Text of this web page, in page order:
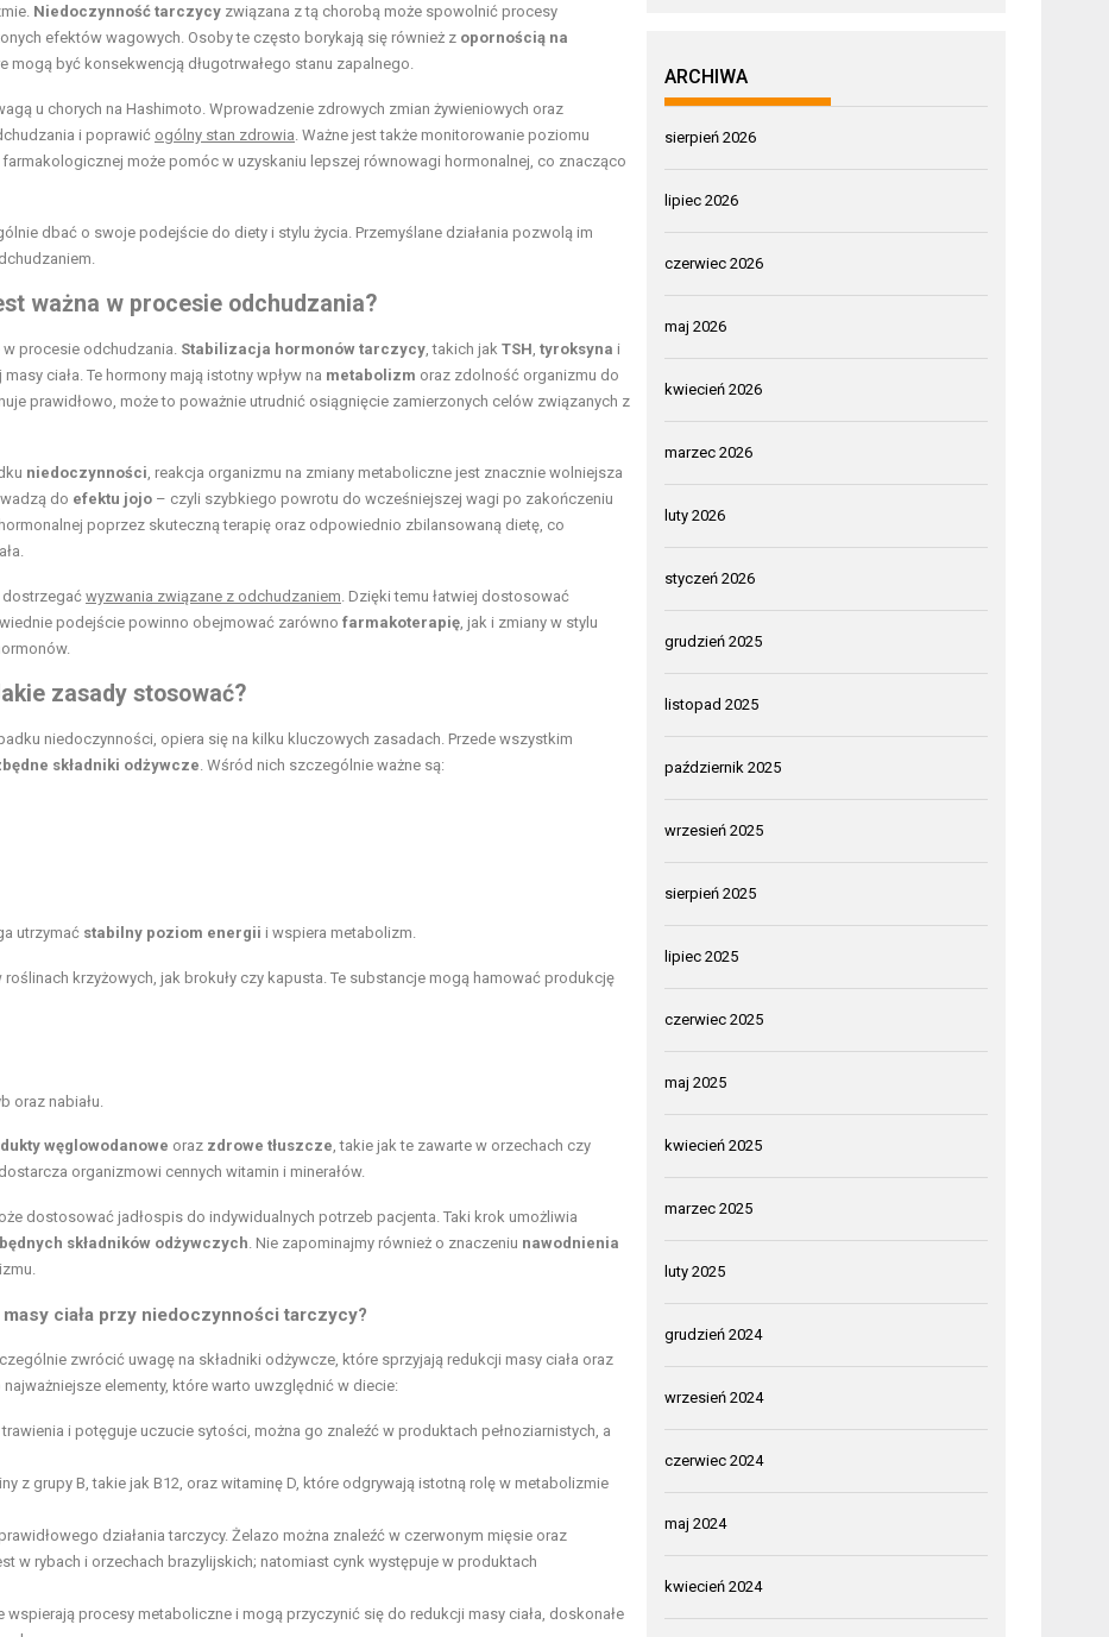
Niedoczynność tarczycy związana z tą chorobą może spowolnić procesy
efektów wagowych. Osoby te często borykają się również z opornością na
być konsekwencją długotrwałego stanu zapalnego.
u chorych na Hashimoto. Wprowadzenie zdrowych zmian żywieniowych oraz
i poprawić ogólny stan zdrowia . Ważne jest także monitorowanie poziomu
może pomóc w uzyskaniu lepszej równowagi hormonalnej, co znacząco
dbać o swoje podejście do diety i stylu życia. Przemyślane działania pozwolą im
ważna w procesie odchudzania?
procesie odchudzania. Stabilizacja hormonów tarczycy , takich jak TSH tyroksyna i
ciała. Te hormony mają istotny wpływ na metabolizm oraz zdolność organizmu do
prawidłowo, może to poważnie utrudnić osiągnięcie zamierzonych celów związanych z
niedoczynności , reakcja organizmu na zmiany metaboliczne jest znacznie wolniejsza
do efektu jojo – czyli szybkiego powrotu do wcześniejszej wagi po zakończeniu
poprzez skuteczną terapię oraz odpowiednio zbilansowaną dietę, co
dostrzegać wyzwania związane z odchudzaniem . Dzięki temu łatwiej dostosować
podejście powinno obejmować zarówno farmakoterapię , jak i zmiany w stylu
zasady stosować?
niedoczynności, opiera się na kilku kluczowych zasadach. Przede wszystkim
składniki odżywcze . Wśród nich szczególnie ważne są:
utrzymać stabilny poziom energii i wspiera metabolizm.
roślinach krzyżowych, jak brokuły czy kapusta. Te substancje mogą hamować produkcję
oraz nabiału.
węglowodanowe oraz zdrowe tłuszcze , takie jak te zawarte w orzechach czy
organizmowi cennych witamin i minerałów.
dostosować jadłospis do indywidualnych potrzeb pacjenta. Taki krok umożliwia
składników odżywczych . Nie zapominajmy również o znaczeniu nawodnienia
ciała przy niedoczynności tarczycy?
zwrócić uwagę na składniki odżywcze, które sprzyjają redukcji masy ciała oraz
elementy, które warto uwzględnić w diecie:
i potęguje uczucie sytości, można go znaleźć w produktach pełnoziarnistych, a
z grupy B, takie jak B12, oraz witaminę D, które odgrywają istotną rolę w metabolizmie
działania tarczycy. Żelazo można znaleźć w czerwonym mięsie oraz
w rybach i orzechach brazylijskich; natomiast cynk występuje w produktach
wspierają procesy metaboliczne i mogą przyczynić się do redukcji masy ciała, doskonałe
ARCHIWA
sierpień 2026
lipiec 2026
czerwiec 2026
maj 2026
kwiecień 2026
marzec 2026
luty 2026
styczeń 2026
grudzień 2025
listopad 2025
październik 2025
wrzesień 2025
sierpień 2025
lipiec 2025
czerwiec 2025
maj 2025
kwiecień 2025
marzec 2025
luty 2025
grudzień 2024
wrzesień 2024
czerwiec 2024
maj 2024
kwiecień 2024